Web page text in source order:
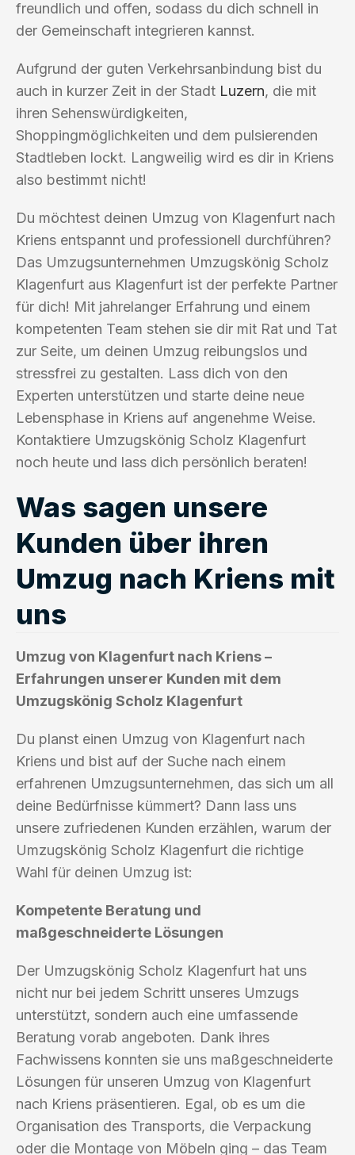
freundlich und offen, sodass du dich schnell in
der Gemeinschaft integrieren kannst.
Aufgrund der guten Verkehrsanbindung bist du
auch in kurzer Zeit in der Stadt Luzern, die mit
ihren Sehenswürdigkeiten,
Shoppingmöglichkeiten und dem pulsierenden
Stadtleben lockt. Langweilig wird es dir in Kriens
also bestimmt nicht!
Du möchtest deinen Umzug von Klagenfurt nach
Kriens entspannt und professionell durchführen?
Das Umzugsunternehmen Umzugskönig Scholz
Klagenfurt aus Klagenfurt ist der perfekte Partner
für dich! Mit jahrelanger Erfahrung und einem
kompetenten Team stehen sie dir mit Rat und Tat
zur Seite, um deinen Umzug reibungslos und
stressfrei zu gestalten. Lass dich von den
Experten unterstützen und starte deine neue
Lebensphase in Kriens auf angenehme Weise.
Kontaktiere Umzugskönig Scholz Klagenfurt
noch heute und lass dich persönlich beraten!
Was sagen unsere
Kunden über ihren
Umzug nach Kriens mit
uns
Umzug von Klagenfurt nach Kriens –
Erfahrungen unserer Kunden mit dem
Umzugskönig Scholz Klagenfurt
Du planst einen Umzug von Klagenfurt nach
Kriens und bist auf der Suche nach einem
erfahrenen Umzugsunternehmen, das sich um all
deine Bedürfnisse kümmert? Dann lass uns
unsere zufriedenen Kunden erzählen, warum der
Umzugskönig Scholz Klagenfurt die richtige
Wahl für deinen Umzug ist:
Kompetente Beratung und
maßgeschneiderte Lösungen
Der Umzugskönig Scholz Klagenfurt hat uns
nicht nur bei jedem Schritt unseres Umzugs
unterstützt, sondern auch eine umfassende
Beratung vorab angeboten. Dank ihres
Fachwissens konnten sie uns maßgeschneiderte
Lösungen für unseren Umzug von Klagenfurt
nach Kriens präsentieren. Egal, ob es um die
Organisation des Transports, die Verpackung
oder die Montage von Möbeln ging – das Team